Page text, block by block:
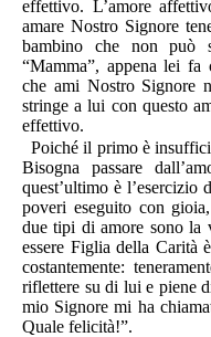
effettivo. L’amore
amare Nostro Signore
bambino che non può
“Mamma”, appena lei
che ami Nostro Signore
stringe a lui con questo
effettivo.
Poiché il primo è
Bisogna passare
quest’ultimo è
poveri eseguito con
due tipi di amore sono la
essere Figlia della Carità
costantemente:
riflettere su di lui e piene
mio Signore mi ha
Quale felicità!”.